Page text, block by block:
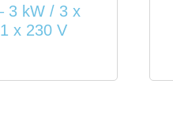
3 kW / 3 x
x 230 V